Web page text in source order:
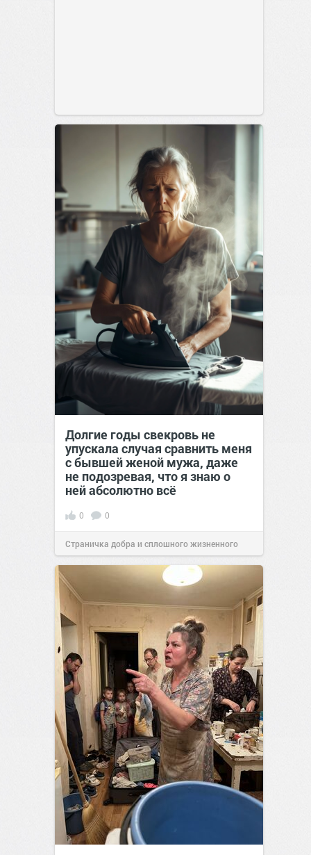
Долгие годы свекровь не
упускала случая сравнить меня
с бывшей женой мужа, даже
не подозревая, что я знаю о
ней абсолютно всё
0 0
Страничка добра и сплошного жизненного
позитива!00:29Сегодня